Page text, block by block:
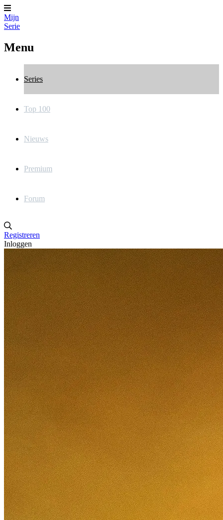
Mijn
Serie
Menu
Series
Top 100
Nieuws
Premium
Forum
Registreren
Inloggen